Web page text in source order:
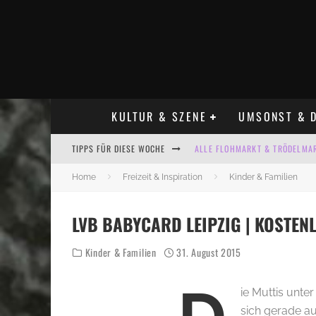
KULTUR & SZENE UMSONST &
TIPPS FÜR DIESE WOCHE ALLE FLOHMARKT &
LADYFASHION FLOHMARKT
KINDERFLOHMÄRKTE IN
ALLE FLOHMARKT LEIPZIG
Home Freizeit & Inspiration Kinder & Familien
LVB BABYCARD LEIPZIG |
Kinder & Familien 31. August 2015
ie Muttis
sich gerade